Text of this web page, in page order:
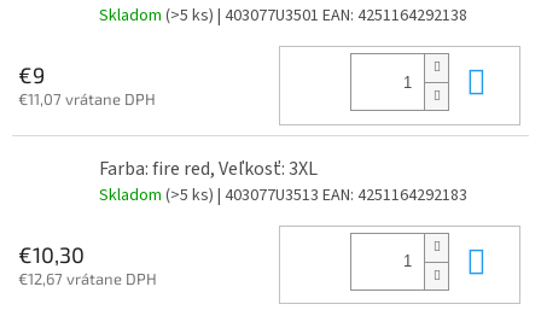
Skladom (>5 ks) | 403077U3501 EAN: 4251164292138
€9
€11,07 vrátane DPH
Farba: fire red, Veľkosť: 3XL
Skladom (>5 ks) | 403077U3513 EAN: 4251164292183
€10,30
€12,67 vrátane DPH